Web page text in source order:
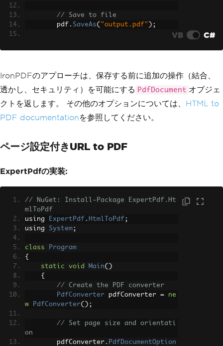
// Save to file
        pdf
. SaveAs( "output.pdf" );
}
VB C#
IronPDFのアプローチは、保存する前に追加の操作（結合、
透かし、セキュリティ）を可能にする PdfDocument オブジェ
クトを返します。 その他のオプションについては、 HTML to
PDF documentationを参照してください。
ページ設定付きURL to PDF
ExpertPdfの実装:
// NuGet: Install-Package ExpertPdf.Ht
mlToPdf
using
ExpertPdf . HtmlToPdf ;
using System;
class
Program
{
static
void Main()
{
// Create the PDF converter
PdfConverter pdfConverter =
ne
w
PdfConverter();
// Set page size and orientati
on
        pdfConverter
. PdfDocumentOption